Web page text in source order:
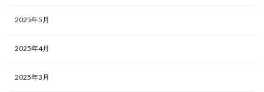
2025年5月
2025年4月
2025年3月